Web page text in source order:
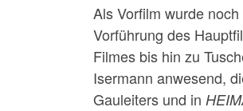
Als Vorfilm wurde
Vorführung des
Filmes bis hin zu
Isermann anwesend,
Gauleiters und in